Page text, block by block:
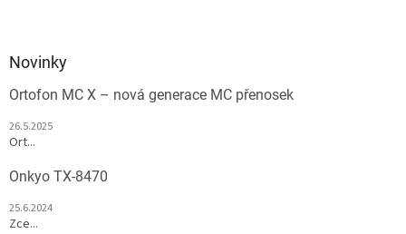
Novinky
Ortofon MC X – nová generace MC přenosek
26.5.2025
Ort...
Onkyo TX-8470
25.6.2024
Zce...